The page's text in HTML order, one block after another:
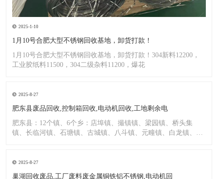
2025-1-10
1月10号合肥大型不锈钢回收基地，卸货打款！
1月10号合肥大型不锈钢回收基地，卸货打款！304新料12200，
工业胶纸料11500，304二级杂料11200，爆花
2025-8-27
肥东县废品回收,控制箱回收,电动机回收,工地剩余电
肥东县：12个镇、6个乡：店埠镇、撮镇镇、梁园镇、桥头集
镇、长临河镇、石塘镇、古城镇、八斗镇、元疃镇、白龙镇、包
2025-8-27
巢湖回收废品,工厂废料废金属铜铁铝不锈钢,电动机回